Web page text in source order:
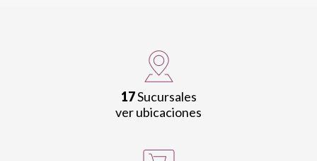
17Sucursales
ver ubicaciones